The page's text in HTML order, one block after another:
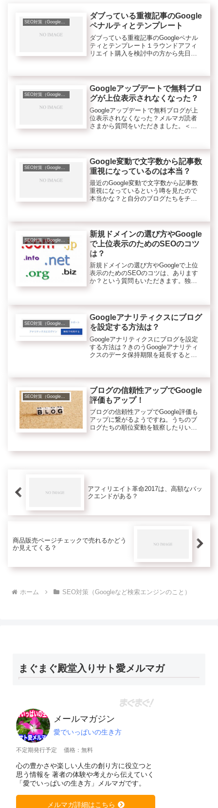
SEO対策（Googleなど検索エンジンのこと）
ダブっている重複記事のGoogle
ペナルティとテンプレート
ダブっている重複記事のGoogleペナル
ティとテンプレート１ラウンドアフィ
リエイト購入を検討中の方から先日、
いっぱいのお金持ちになる方法」と
「ブログアフィリエイトで愛でい...
SEO対策（Googleなど検索エンジンのこと）
Googleアップデートで無料ブロ
グが上位表示されなくなった？
Googleアップデートで無料ブログが上
位表示されなくなった？メルマガ読者
さまから質問をいただきました。＜質
比べてライバルブログ（商標キーワー
ドで1位～10位）を見る...
SEO対策（Googleなど検索エンジンのこと）
Google変動で文字数から記事数
重視になっているのは本当？
最近のGoogle変動で文字数から記事数
重視になっているという噂を見たので
本当かな？と自分のブログたちをチェ
です。ただ少しだけ順位がアップして
いるブログが増えている感じはあ...
SEO対策（Googleなど検索エンジンのこと）
新規ドメインの選び方やGoogle
で上位表示のためのSEOのコツ
は？
新規ドメインの選び方やGoogleで上位
表示のためのSEOのコツは、あります
か？という質問もいただきます。独自
自ドメインの取得の際に悩むのがパワ
ーがある中古ドメインにしよう...
SEO対策（Googleなど検索エンジンのこと）
Googleアナリティクスにブログ
を設定する方法は？
Googleアナリティクスにブログを設定
する方法は？きのうGoogleアナリティ
クスのデータ保持期限を延長するとい
更を図解！するとGoogleアナリティク
スにブログを...
SEO対策（Googleなど検索エンジンのこと）
ブログの信頼性アップでGoogle
評価もアップ！
ブログの信頼性アップでGoogle評価も
アップに繋がるようですね。うちのブ
ログたちの順位変動を観察したりいろ
アフィリエイト革命2017は、高額なバッ
クエンドがある？
商品販売ページチェックで売れるかどう
か見えてくる？
ホーム SEO対策（Googleなど検索エンジンのこと）
まぐまぐ殿堂入りサト愛メルマガ
メールマガジン
愛でいっぱいの生き方
不定期発行予定 価格：無料
心の豊かさや楽しい人生の創り方に役立つと
思う情報を 著者の体験や考えから伝えていく
「愛でいっぱいの生き方」メルマガです。
メルマガ詳細はこちら